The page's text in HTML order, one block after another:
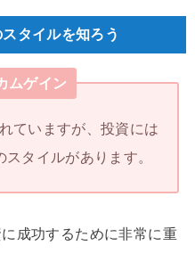
タイルを知ろう
ムゲイン
ていますが、投資には
タイルがあります。
成功するために非常に重